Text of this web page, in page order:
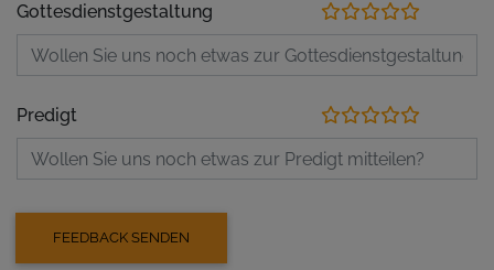
Gottesdienstgestaltung
Predigt